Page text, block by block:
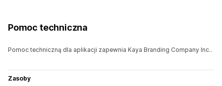
Pomoc techniczna
Pomoc techniczną dla aplikacji zapewnia Kaya Branding Company Inc..
Zasoby